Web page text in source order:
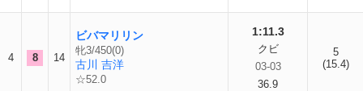
4 8 14
ビバマリリン
牝3/450(0)
古川 吉洋
☆52.0
1:11.3
クビ
03-03
36.9
5
(15.4)